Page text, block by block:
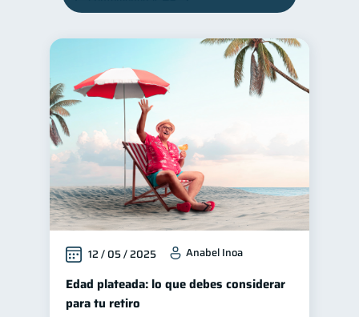
Fraudes 1
Salud mental
Finanzas personales
Manejo de deudas 31
Educación financiera 31
Finanzas para jóvenes 30
Control de deudas 30
Finanzas familiares 25
Inclusión financiera 22
Bienestar financiero
12 / 05 / 2025 Anabel Inoa
Edad plateada: lo que debes considerar
para tu retiro